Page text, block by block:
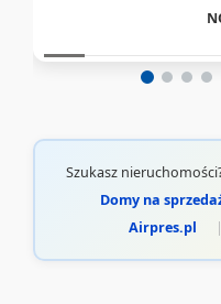
Szukasz
Domy na
Airpres.pl
|